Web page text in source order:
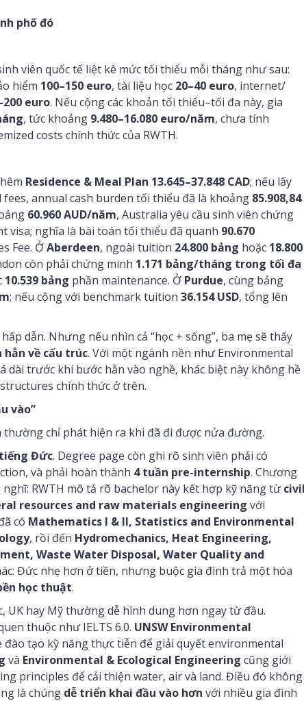
phố đó
viên quốc tế liệt kê mức tối thiểu mỗi tháng như sau:
hiểm 100–150 euro, tài liệu học 20–40 euro, internet/
euro. Nếu cộng các khoản tối thiểu–tối đa này, gia
, tức khoảng 9.480–16.080 euro/năm, chưa tính
costs chính thức của RWTH.
Residence & Meal Plan 13.645–37.848 CAD; nếu lấy
annual cash burden tối thiểu đã là khoảng 85.908,84
60.960 AUD/năm, Australia yêu cầu sinh viên chứng
visa; nghĩa là bài toán tối thiểu đã quanh 90.670
Fee. ỞAberdeen, ngoài tuition 24.800 bảng hoặc 18.800
còn phải chứng minh 1.171 bảng/tháng trong tối đa
10.539 bảng phần maintenance. Ở Purdue, cùng bảng
; nếu cộng với benchmark tuition 36.154 USD, tổng lên
dẫn. Nhưng nếu nhìn cả “học + sống”, ba mẹ sẽ thấy
về cấu trúc. Với một ngành nền như Environmental
trước khi bước hẳn vào nghề, khác biệt này không hề
chính thức ở trên.
vào”
chỉ phát hiện ra khi đã đi được nửa đường.
tiếng Đức. Degree page còn ghi rõ sinh viên phải có
và phải hoàn thành 4 tuần pre-internship. Chương
RWTH mô tả rõ bachelor này kết hợp kỹ năng từ
resources and raw materials engineering với
có Mathematics I & II, Statistics and Environmental
, rồi đến Hydromechanics, Heat Engineering,
Waste Water Disposal, Water Quality and
Đức nhẹ hơn ở tiền, nhưng buộc gia đình trả một hóa
học thuật.
UK hay Mỹ thường dễ hình dung hơn ngay từ đầu.
thuộc như IELTS 6.0. UNSW Environmental
tạo kỹ năng thực tiễn để giải quyết environmental
và Environmental & Ecological Engineering cũng giới
principles để cải thiện water, air và land. Điều đó không
là chúng dễ triển khai đầu vào hơn với nhiều gia đình